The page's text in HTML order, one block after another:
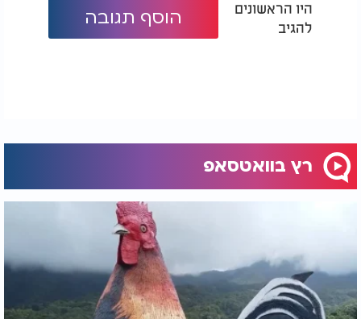
לעומת זאת, על פי היהדות אין מקום להסתמכות על
אסטרולוגיה בקבלת החלטות. חז"ל מלמדים כי עם
של ה' יתברך, מלך מלכי העולמים.
היו הראשונים
להגיב
הוסף תגובה
רץ בוואטסאפ